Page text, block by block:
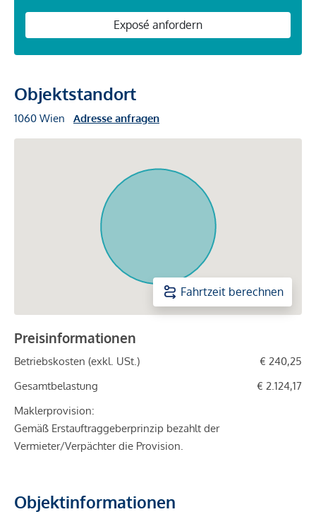
Exposé anfordern
Objektstandort
1060 Wien Adresse anfragen
Fahrtzeit berechnen
Preisinformationen
Betriebskosten (exkl. USt.)
€ 240,25
Gesamtbelastung
€ 2.124,17
Maklerprovision:
Gemäß Erstauftraggeberprinzip bezahlt der
Vermieter/Verpächter die Provision.
Objektinformationen